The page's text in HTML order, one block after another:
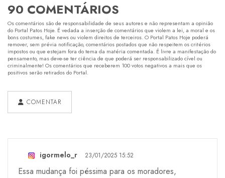
90 COMENTÁRIOS
Os comentários são de responsabilidade de seus autores e não representam a opinião
do Portal Patos Hoje. É vedada a inserção de comentários que violem a lei, a moral e os
bons costumes, fake news ou violem direitos de terceiros. O Portal Patos Hoje poderá
remover, sem prévia notificação, comentários postados que não respeitem os critérios
impostos ou que estejam fora do tema da matéria comentada. É livre a manifestação do
pensamento, mas deve-se ter ciência de que poderá ser responsabilizado cível ou
criminalmente! Os comentários que receberem 100 votos negativos a mais que os
positivos serão retirados do Portal.
COMENTAR
igormelo_r 23/01/2025 15:52
Essa mudança foi péssima para os moradores,